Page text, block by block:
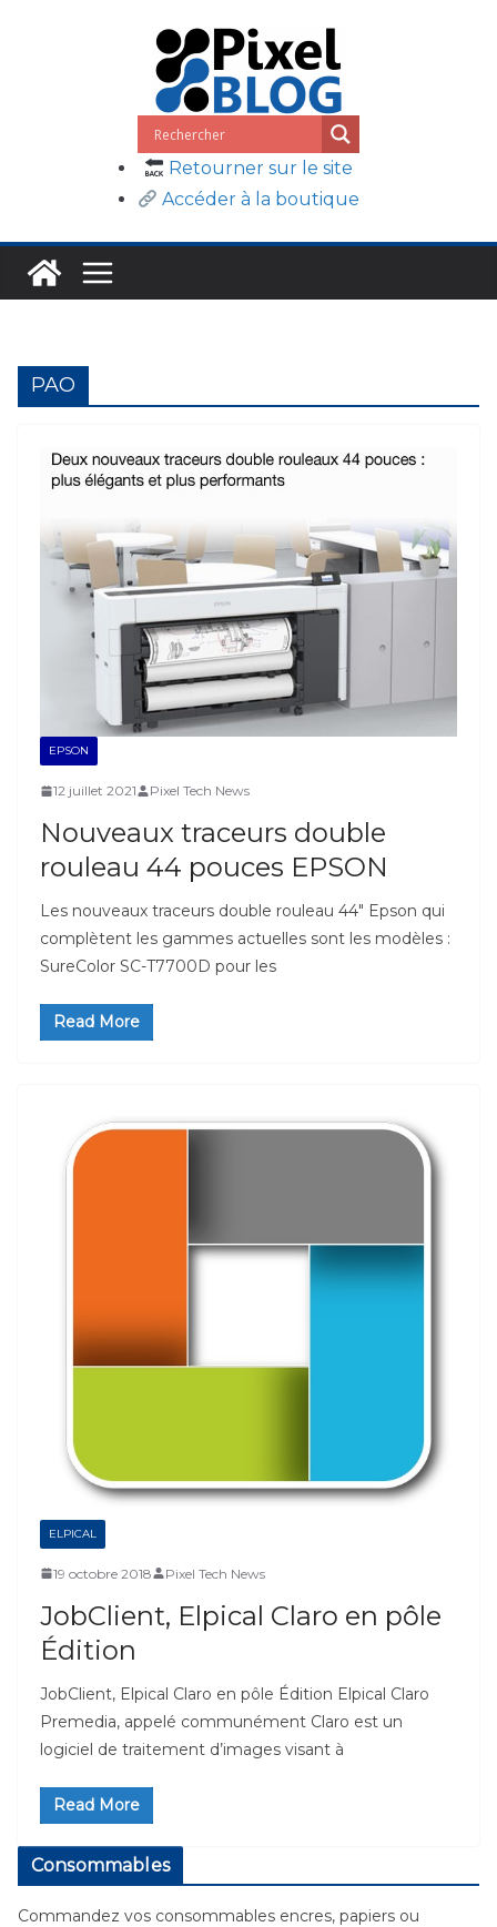
Retourner sur le site
Accéder à la boutique
PAO
EPSON
12 juillet 2021 Pixel Tech News
Nouveaux traceurs double
rouleau 44 pouces EPSON
Les nouveaux traceurs double rouleau 44″ Epson qui
complètent les gammes actuelles sont les modèles :
SureColor SC-T7700D pour les
Read More
ELPICAL
19 octobre 2018 Pixel Tech News
JobClient, Elpical Claro en pôle
Édition
JobClient, Elpical Claro en pôle Édition Elpical Claro
Premedia, appelé communément Claro est un
logiciel de traitement d’images visant à
Read More
Consommables
Commandez vos consommables encres, papiers ou